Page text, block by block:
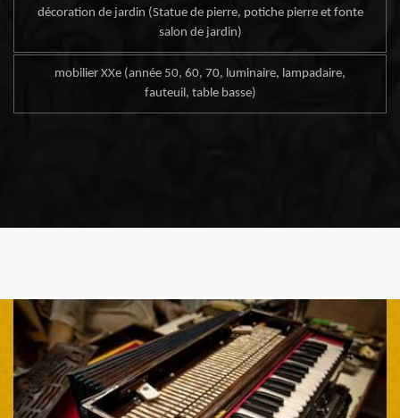
décoration de jardin (Statue de pierre, potiche pierre et fonte
salon de jardin)
mobilier XXe (année 50, 60, 70, luminaire, lampadaire,
fauteuil, table basse)